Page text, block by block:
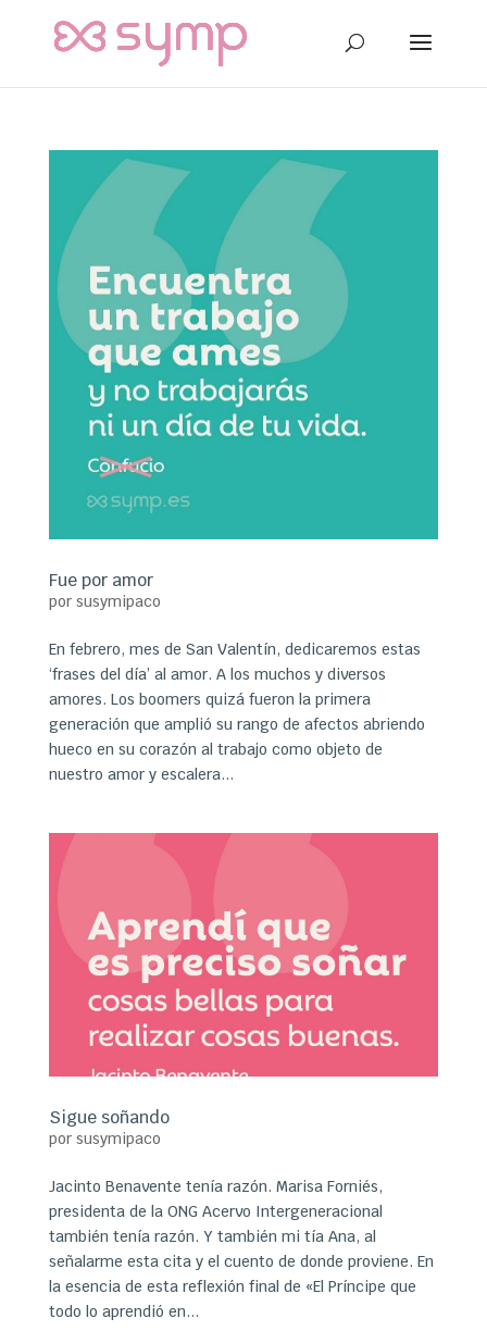
Fue por amor
por susymipaco
En febrero, mes de San Valentín, dedicaremos estas
‘frases del día’ al amor. A los muchos y diversos
amores. Los boomers quizá fueron la primera
generación que amplió su rango de afectos abriendo
hueco en su corazón al trabajo como objeto de
nuestro amor y escalera...
Sigue soñando
por susymipaco
Jacinto Benavente tenía razón. Marisa Forniés,
presidenta de la ONG Acervo Intergeneracional
también tenía razón. Y también mi tía Ana, al
señalarme esta cita y el cuento de donde proviene. En
la esencia de esta reflexión final de «El Príncipe que
todo lo aprendió en...